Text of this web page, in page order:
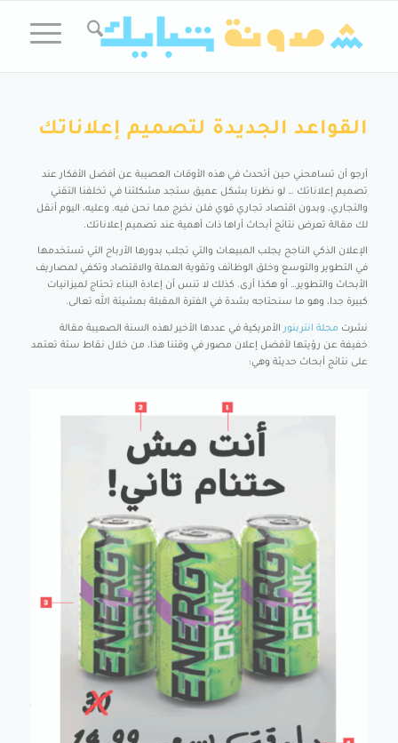
القواعد الجديدة لتصميم إعلاناتك
أرجو أن تسامحني حين أتحدث في هذه الأوقات العصيبة عن أفضل الأفكار عند
تصميم إعلاناتك … لو نظرنا بشكل عميق ستجد مشكلتنا في تخلفنا التقني
والتجاري، وبدون اقتصاد تجاري قوي فلن نخرج مما نحن فيه. وعليه، اليوم أنقل
لك مقالة تعرض نتائج أبحاث أراها ذات أهمية عند تصميم إعلاناتك.
الإعلان الذكي الناجح يجلب المبيعات والتي تجلب بدورها الأرباح التي تستخدمها
في التطوير والتوسع وخلق الوظائف وتقوية العملة والاقتصاد وتكفي لمصاريف
الأبحاث والتطوير… أو هكذا أرى. كذلك لا تنس أن إعادة البناء تحتاج لميزانيات
كبيرة جدا، وهو ما سنحتاجه بشدة في الفترة المقبلة بمشيئة الله تعالى.
نشرت مجلة انتربنور الأمريكية في عددها الأخير لهذه السنة الصعيبة مقالة
خفيفة عن رؤيتها لأفضل إعلان مصور في وقتنا هذا، من خلال نقاط ستة تعتمد
على نتائج أبحاث حديثة وهي: